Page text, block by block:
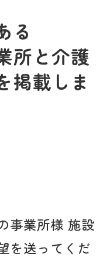
る
所と介護
掲載しま
事業所様 施設
を送ってくだ